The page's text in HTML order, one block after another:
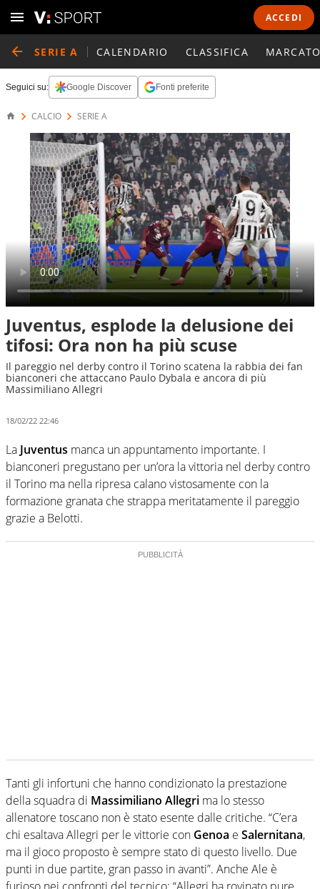
ACCEDI
SERIE A CALENDARIO CLASSIFICA
Seguici su: Google Discover Fonti preferite
CALCIO SERIE A
Juventus, esplode la delusione dei
tifosi: Ora non ha più scuse
Il pareggio nel derby contro il Torino scatena la rabbia dei fan
bianconeri che attaccano Paulo Dybala e ancora di più
Massimiliano Allegri
18/02/22 22:46
La Juventus manca un appuntamento importante. I
bianconeri pregustano per un’ora la vittoria nel derby contro
il Torino ma nella ripresa calano vistosamente con la
formazione granata che strappa meritatamente il pareggio
grazie a Belotti.
Tanti gli infortuni che hanno condizionato la prestazione
della squadra di Massimiliano Allegri ma lo stesso
allenatore toscano non è stato esente dalle critiche. “C’era
chi esaltava Allegri per le vittorie con Genoa e Salernitana,
ma il gioco proposto è sempre stato di questo livello. Due
punti in due partite, gran passo in avanti”. Anche Ale è